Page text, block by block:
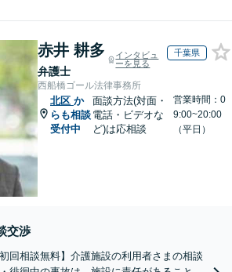
赤井 耕多
弁護士
インタビュ
ーを見る
千葉県
西船橋ゴール法律事務所
北区 か
らも相談
受付中
面談方法(対面・
電話・ビデオな
ど)は応相談
営業時間：0
9:00~20:00
（平日）
交渉
回相談無料】介護施設の利用者さまの相談